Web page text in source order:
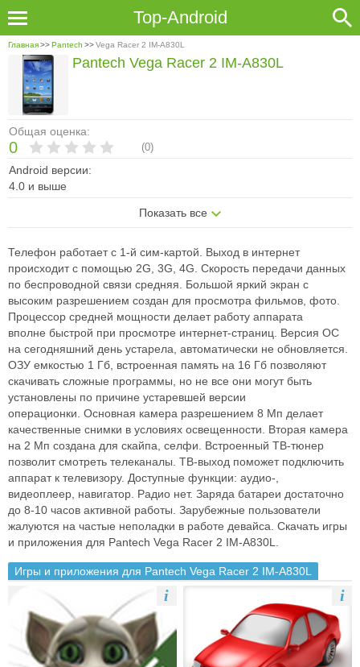
Top-Android
Главная>>Pantech >>Vega Racer 2 IM-A830L
Общая оценка:
0 (0)
Android версии:
4.0 и выше
Показать все
Pantech Vega Racer 2 IM-A830L
Телефон работает с 1-й сим-картой. Выход в интернет
происходит с помощью 2G, 3G, 4G. Скорость передачи данных
по беспроводной связи средняя. Большой яркий экран с
высоким разрешением создан для просмотра фильмов, фото.
Процессор средней мощности делает работу аппарата
вполне быстрой при просмотре интернет-страниц. Версия ОС
на сегодняшний день устарела, автоматически не обновляется.
ОЗУ емкостью 1 Гб, встроенная память на 16 Гб позволяют
скачивать сложные программы, но не все они могут быть
установлены по причине устаревшей версии
операционки. Основная камера разрешением 8 Мп делает
качественные снимки в условиях освещенности. Вторая камера
на 2 Мп создана для скайпа, селфи. Встроенный ТВ-тюнер
позволит смотреть телеканалы. ТВ-выход поможет подключить
аппарат к телевизору. Доступные функции: аудио-,
видеоплеер, навигатор. Радио нет. Заряда батареи достаточно
до 8-10 часов активной работы. Зарубежные пользователи
жалуются на частые неполадки в работе девайса. Скачать игры
и приложения для Pantech Vega Racer 2 IM-A830L.
Игры и приложения для Pantech Vega Racer 2 IM-A830L
i i